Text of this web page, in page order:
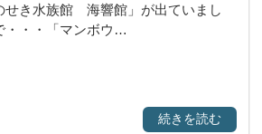
せき水族館 海響館」が出ていまし
・・・「マンボウ…
続きを読む